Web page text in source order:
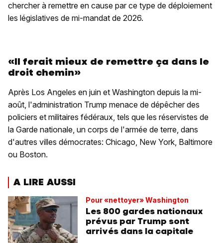
chercher à remettre en cause par ce type de déploiement
les législatives de mi-mandat de 2026.
«Il ferait mieux de remettre ça dans le
droit chemin»
Après Los Angeles en juin et Washington depuis la mi-
août, l'administration Trump menace de dépêcher des
policiers et militaires fédéraux, tels que les réservistes de
la Garde nationale, un corps de l'armée de terre, dans
d'autres villes démocrates: Chicago, New York, Baltimore
ou Boston.
A LIRE AUSSI
Pour «nettoyer» Washington
Les 800 gardes nationaux
prévus par Trump sont
arrivés dans la capitale